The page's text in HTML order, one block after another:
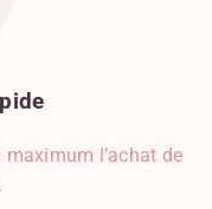
l’achat de